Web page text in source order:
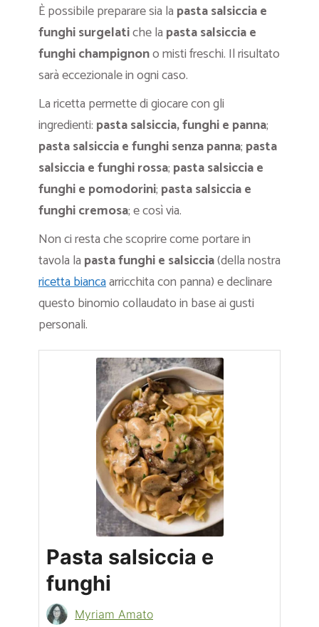
È possibile preparare sia la pasta salsiccia e
funghi surgelatiche la pasta salsiccia e
funghi champignono misti freschi. Il risultato
sarà eccezionale in ogni caso.
La ricetta permette di giocare con gli
ingredienti: pasta salsiccia, funghi e panna;
pasta salsiccia e funghisenza panna; pasta
salsiccia e funghi rossa; pasta salsiccia e
funghi e pomodorini; pasta salsiccia e
funghicremosa; e così via.
Non ci resta che scoprire come portare in
tavola la pasta funghi e salsiccia(della nostra
ricetta biancaarricchita con panna) e declinare
questo binomio collaudato in base ai gusti
personali.
Pasta salsiccia e
funghi
Myriam Amato